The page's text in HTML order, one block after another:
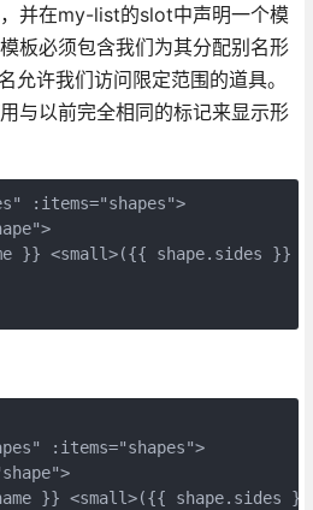
并在my-list的slot中声明一个模
板必须包含我们为其分配别名形
允许我们访问限定范围的道具。
与以前完全相同的标记来显示形
:items="shapes">
}} <small>({{ shape.sides }}
:items="shapes">
}} <small>({{ shape.sides